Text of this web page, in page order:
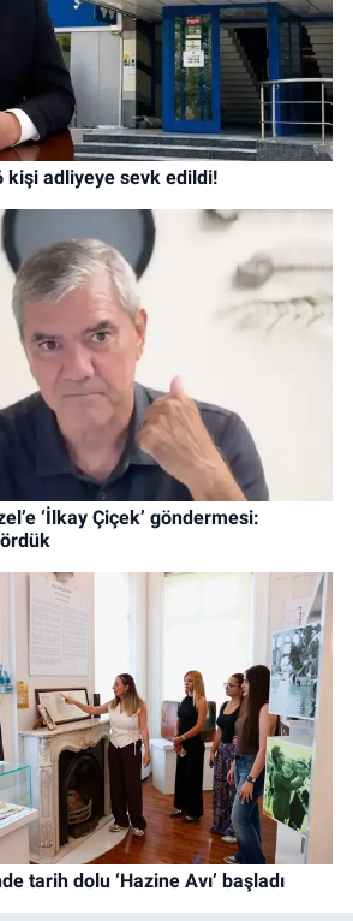
kişi adliyeye sevk edildi!
‘İlkay Çiçek’ göndermesi:
tarih dolu ‘Hazine Avı’ başladı